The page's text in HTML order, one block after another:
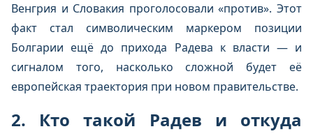
Венгрия и Словакия проголосовали «против». Этот
факт стал символическим маркером позиции
Болгарии ещё до прихода Радева к власти — и
сигналом того, насколько сложной будет её
европейская траектория при новом правительстве.
2. Кто такой Радев и откуда